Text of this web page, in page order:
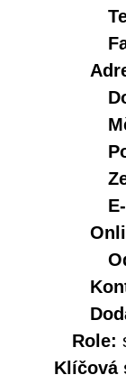
Role:
Klíčová